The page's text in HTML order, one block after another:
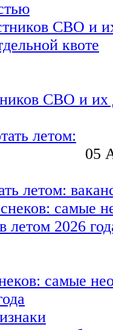
СВО и их
05
летом:
самые